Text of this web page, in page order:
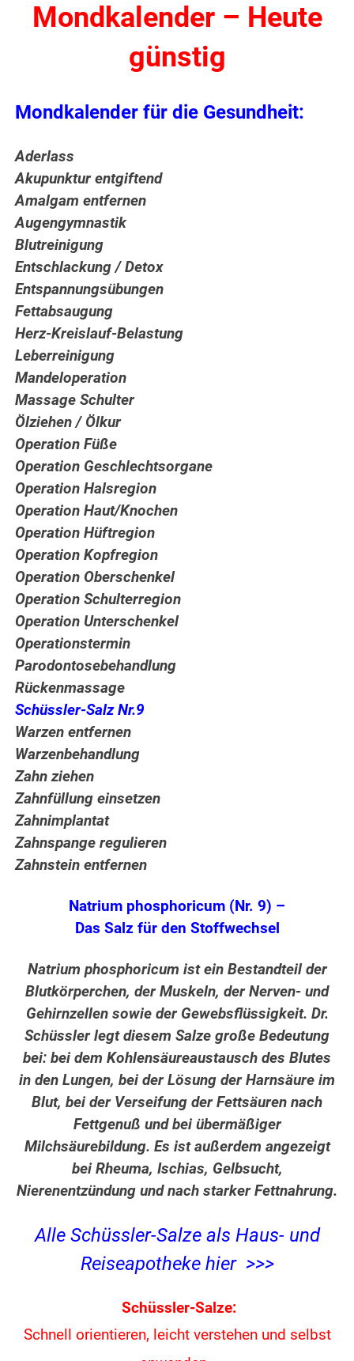
Mondkalender – Heute
günstig
Mondkalender für die Gesundheit:
Aderlass
Akupunktur entgiftend
Amalgam entfernen
Augengymnastik
Blutreinigung
Entschlackung / Detox
Entspannungsübungen
Fettabsaugung
Herz-Kreislauf-Belastung
Leberreinigung
Mandeloperation
Massage Schulter
Ölziehen / Ölkur
Operation Füße
Operation Geschlechtsorgane
Operation Halsregion
Operation Haut/Knochen
Operation Hüftregion
Operation Kopfregion
Operation Oberschenkel
Operation Schulterregion
Operation Unterschenkel
Operationstermin
Parodontosebehandlung
Rückenmassage
Schüssler-Salz Nr.9
Warzen entfernen
Warzenbehandlung
Zahn ziehen
Zahnfüllung einsetzen
Zahnimplantat
Zahnspange regulieren
Zahnstein entfernen
Natrium phosphoricum (Nr. 9) –
Das Salz für den Stoffwechsel
Natrium phosphoricum ist ein Bestandteil der
Blutkörperchen, der Muskeln, der Nerven- und
Gehirnzellen sowie der Gewebsflüssigkeit. Dr.
Schüssler legt diesem Salze große Bedeutung
bei: bei dem Kohlensäureaustausch des Blutes
in den Lungen, bei der Lösung der Harnsäure im
Blut, bei der Verseifung der Fettsäuren nach
Fettgenuß und bei übermäßiger
Milchsäurebildung. Es ist außerdem angezeigt
bei Rheuma, Ischias, Gelbsucht,
Nierenentzündung und nach starker Fettnahrung.
Alle Schüssler-Salze als Haus- und
Reiseapotheke hier >>>
Schüssler-Salze:
Schnell orientieren, leicht verstehen und selbst